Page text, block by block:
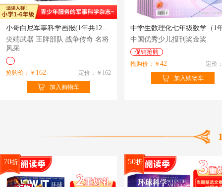
小哥白尼军事科学画报(1年共12期)（杂志订阅）
尖端武器 王牌部队 战争传奇 名将
风采
抢购价：￥ 162 定价： ￥162
加入购物车
中国优秀少儿报刊奖金奖
促销抢购
抢购价：￥ 42 定价
加入购物车
70折 50折